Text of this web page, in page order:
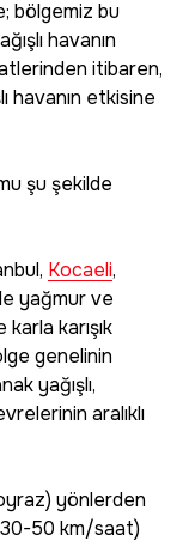
bölgemiz bu
havanın
itibaren,
havanın etkisine
şu şekilde
Kocaeli,
yağmur ve
karışık
genelinin
yağışlı,
aralıklı
yönlerden
50 km/saat)